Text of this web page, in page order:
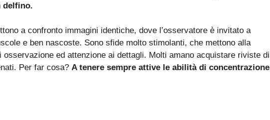
delfino.
a confronto immagini identiche, dove l’osservatore è invitato a
e ben nascoste. Sono sfide molto stimolanti, che mettono alla
osservazione ed attenzione ai dettagli. Molti amano acquistare riviste di
Per far cosa? A tenere sempre attive le abilità di concentrazione